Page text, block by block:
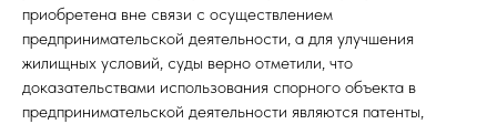
приобретена вне связи с осуществлением
предпринимательской деятельности, а для улучшения
жилищных условий, суды верно отметили, что
доказательствами использования спорного объекта в
предпринимательской деятельности являются патенты,